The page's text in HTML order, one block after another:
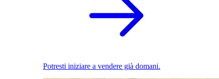
Potresti iniziare a vendere già domani.